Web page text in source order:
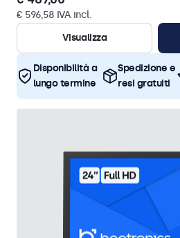
€ 596,58 IVA incl.
Visualizza
Disponibilità a
lungo termine
Spedizione e
resi gratuiti